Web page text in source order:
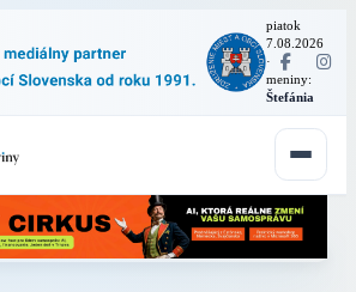
piatok
7.08.2026
·
meniny:
Štefánia